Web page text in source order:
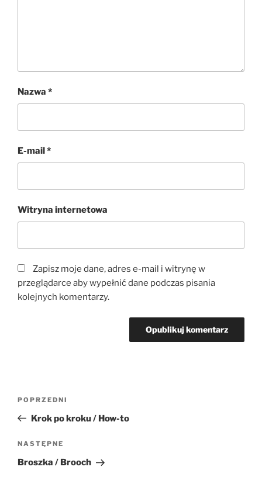
Nazwa *
E-mail*
Witryna internetowa
Zapisz moje dane, adres e-mail i witrynę w
przeglądarce aby wypełnić dane podczas pisania
kolejnych komentarzy.
Poprzedni
wpis
POPRZEDNI
Krok po kroku / How-to
Następny
wpis
NASTĘPNE
Broszka / Brooch